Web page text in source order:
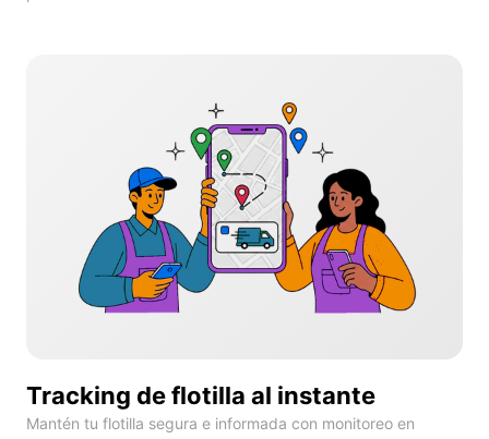
Tracking de flotilla al instante
Mantén tu flotilla segura e informada con monitoreo en